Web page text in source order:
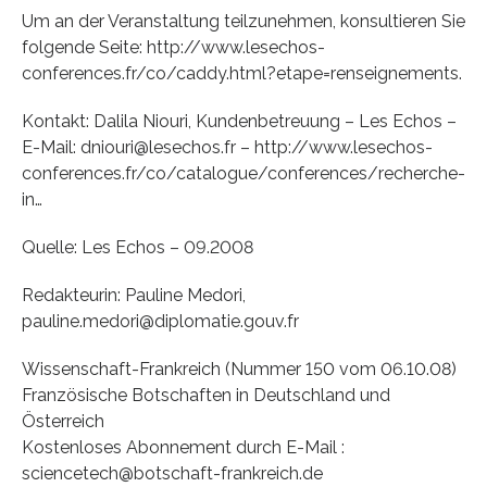
Um an der Veranstaltung teilzunehmen, konsultieren Sie
folgende Seite: http://www.lesechos-
conferences.fr/co/caddy.html?etape=renseignements.
Kontakt: Dalila Niouri, Kundenbetreuung – Les Echos –
E-Mail: dniouri@lesechos.fr – http://www.lesechos-
conferences.fr/co/catalogue/conferences/recherche-
in…
Quelle: Les Echos – 09.2008
Redakteurin: Pauline Medori,
pauline.medori@diplomatie.gouv.fr
Wissenschaft-Frankreich (Nummer 150 vom 06.10.08)
Französische Botschaften in Deutschland und
Österreich
Kostenloses Abonnement durch E-Mail :
sciencetech@botschaft-frankreich.de